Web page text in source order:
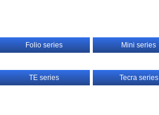
Folio series Mini series
TE series Tecra series